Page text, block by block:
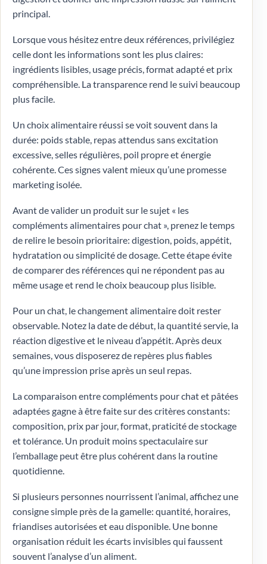
principal.
Lorsque vous hésitez entre deux références, privilégiez
celle dont les informations sont les plus claires:
ingrédients lisibles, usage précis, format adapté et prix
compréhensible. La transparence rend le suivi beaucoup
plus facile.
Un choix alimentaire réussi se voit souvent dans la
durée: poids stable, repas attendus sans excitation
excessive, selles régulières, poil propre et énergie
cohérente. Ces signes valent mieux qu’une promesse
marketing isolée.
Avant de valider un produit sur le sujet « les
compléments alimentaires pour chat », prenez le temps
de relire le besoin prioritaire: digestion, poids, appétit,
hydratation ou simplicité de dosage. Cette étape évite
de comparer des références qui ne répondent pas au
même usage et rend le choix beaucoup plus lisible.
Pour un chat, le changement alimentaire doit rester
observable. Notez la date de début, la quantité servie, la
réaction digestive et le niveau d’appétit. Après deux
semaines, vous disposerez de repères plus fiables
qu’une impression prise après un seul repas.
La comparaison entre compléments pour chat et pâtées
adaptées gagne à être faite sur des critères constants:
composition, prix par jour, format, praticité de stockage
et tolérance. Un produit moins spectaculaire sur
l’emballage peut être plus cohérent dans la routine
quotidienne.
Si plusieurs personnes nourrissent l’animal, affichez une
consigne simple près de la gamelle: quantité, horaires,
friandises autorisées et eau disponible. Une bonne
organisation réduit les écarts invisibles qui faussent
souvent l’analyse d’un aliment.